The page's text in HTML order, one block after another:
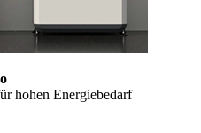
hohen Energiebedarf